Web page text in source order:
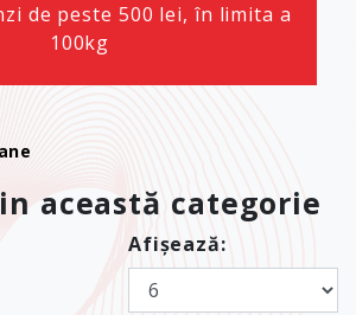
de peste 500 lei, în limita a
100kg
această categorie
Afișează: